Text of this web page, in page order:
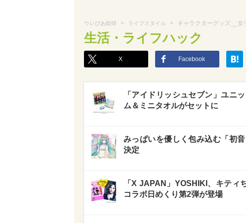
ウレぴあ総研 > ライフスタイル > キャラクターグッズ__女
生活・ライフハック
X Facebook
「アイドリッシュセブン」ユニ
ム＆ミニタオルがセットに
みっぱいを優しく包み込む「初
決定
「X JAPAN」YOSHIKI、キティ
コラボ日めくり第2弾が登場